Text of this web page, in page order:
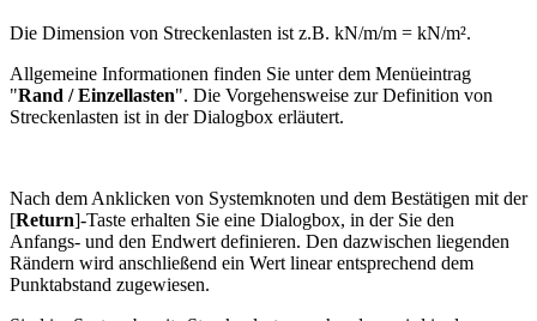
Die Dimension von Streckenlasten ist z.B. kN/m/m = kN/m².
Allgemeine Informationen finden Sie unter dem Menüeintrag
"Rand / Einzellasten". Die Vorgehensweise zur Definition von
Streckenlasten ist in der Dialogbox erläutert.
Nach dem Anklicken von Systemknoten und dem Bestätigen mit der
[Return]-Taste erhalten Sie eine Dialogbox, in der Sie den
Anfangs- und den Endwert definieren. Den dazwischen liegenden
Rändern wird anschließend ein Wert linear entsprechend dem
Punktabstand zugewiesen.